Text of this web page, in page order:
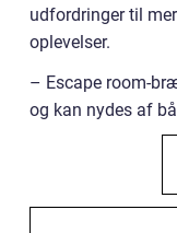
udfordringer til
oplevelser.
– Escape room-
og kan nydes af